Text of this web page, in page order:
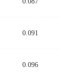
0.091
0.096